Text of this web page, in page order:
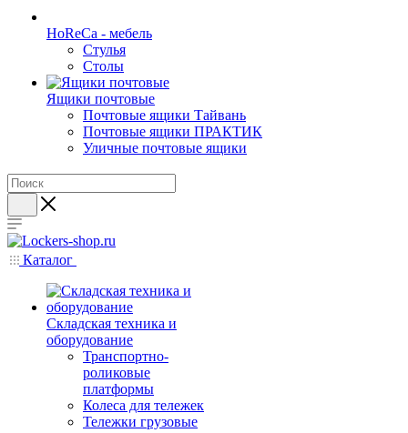
HoReCa - мебель
Стулья
Столы
Ящики почтовые
Почтовые ящики Тайвань
Почтовые ящики ПРАКТИК
Уличные почтовые ящики
Каталог
Складская техника и
оборудование
Транспортно-
роликовые
платформы
Колеса для тележек
Тележки грузовые